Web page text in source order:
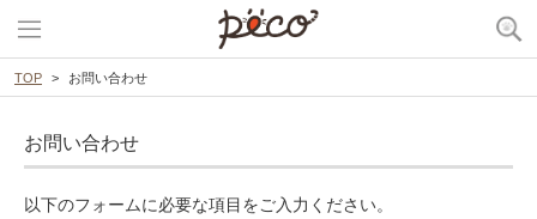
TOP お問い合わせ
お問い合わせ
以下のフォームに必要な項目をご入力ください。